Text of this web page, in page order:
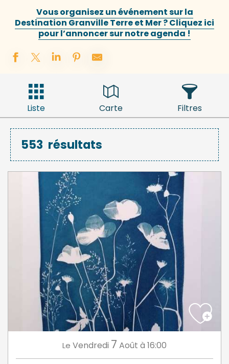
Vous organisez un événement sur la
Destination Granville Terre et Mer ? Cliquez ici
pour l’annoncer sur notre agenda !
Liste Carte Filtres
553 résultats
Le Vendredi 7 Août à 16:00